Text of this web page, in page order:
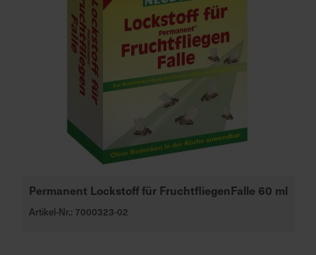
Permanent Lockstoff für FruchtfliegenFalle 60 ml
Artikel-Nr.: 7000323-02